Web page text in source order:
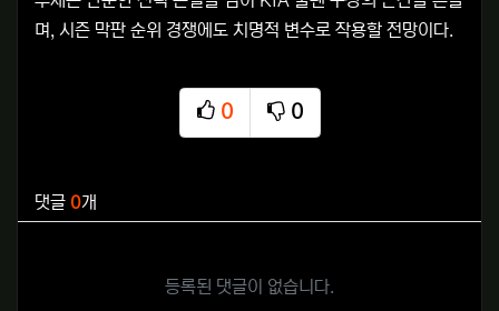
며, 시즌 막판 순위 경쟁에도 치명적 변수로 작용할 전망이다.
0
추천
0
비추천
댓글 0개
등록된 댓글이 없습니다.